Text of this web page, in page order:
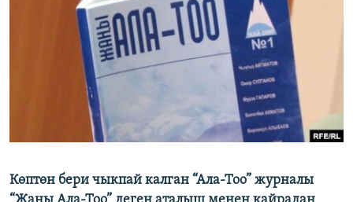
ЭЖЕ-СИҢДИЛЕР
ЫҢГАЙСЫЗ СУРООЛОР
ОНЛАЙН ШЕРИНЕ
ЭЕ/АРнун бардык сайттары
Көптөн бери чыкпай калган “Ала-Тоо” журналы